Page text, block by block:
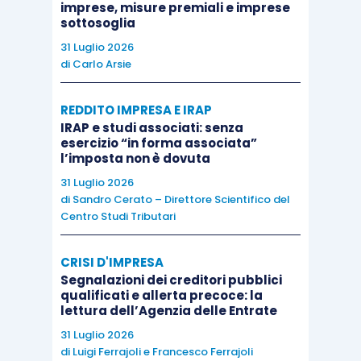
processo (almeno pari al 5%) o di stabilimento
produttivo in Italia (almeno pari al 3%),
frequentemente riscontrabile
tendenzialmente più accessibile per
investimenti di sostituzione
investimenti finalizzati all’aumento della capacità
produttiva,all’internalizzazione di processi o
Il tema attualmente più dibattuto riguarda la
energetici, in relazione al parametro storico di
riferimento, “i consumi energetici registrati
’esercizio precedente a quello di avvio degli
investimenti”, alla definizione di
imprese, misure premiali e imprese
sottosoglia
31 Luglio 2026
di Carlo Arsie
REDDITO IMPRESA E IRAP
IRAP e studi associati: senza
esercizio “in forma associata”
l’imposta non è dovuta
31 Luglio 2026
di Sandro Cerato – Direttore Scientifico del
Centro Studi Tributari
CRISI D'IMPRESA
Segnalazioni dei creditori pubblici
qualificati e allerta precoce: la
lettura dell’Agenzia delle Entrate
31 Luglio 2026
di Luigi Ferrajolie Francesco Ferrajoli